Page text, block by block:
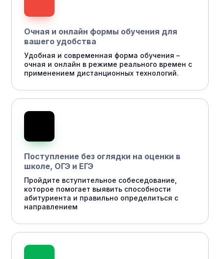
Очная и онлайн формы обучения для
вашего удобства
Удобная и современная форма обучения –
очная и онлайн в режиме реального времен с
применением дистанционных технологий.
Поступление без оглядки на оценки в
школе, ОГЭ и ЕГЭ
Пройдите вступительное собеседование,
которое помогает выявить способности
абитуриента и правильно определиться с
направлением